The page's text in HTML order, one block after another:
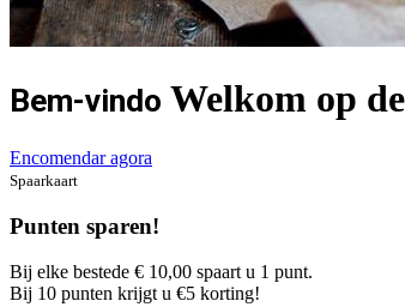
Bem-vindo Welkom op
Encomendar agora
Spaarkaart
Punten sparen!
Bij elke bestede € 10,00 spaart u 1 punt.
Bij 10 punten krijgt u €5 korting!